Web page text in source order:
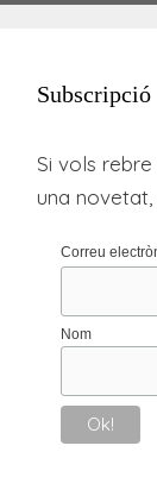
Subscripció
Si vols
una
Correu
Nom